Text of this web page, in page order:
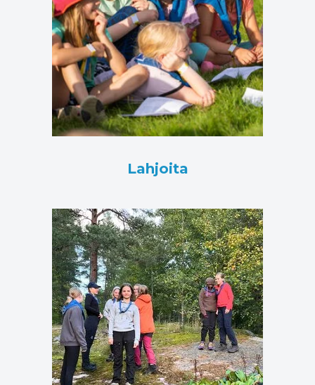
Lahjoita